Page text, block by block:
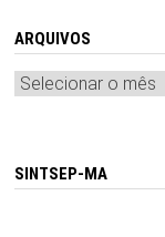
ARQUIVOS
Arquivos
SINTSEP-MA